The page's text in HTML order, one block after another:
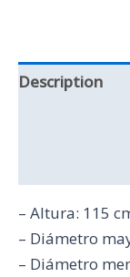
Description
– Altura: 115
– Diámetro
– Diámetro